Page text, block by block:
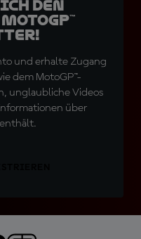
den
und erhalte Zugang
dem MotoGP™-
unglaubliche Videos
über